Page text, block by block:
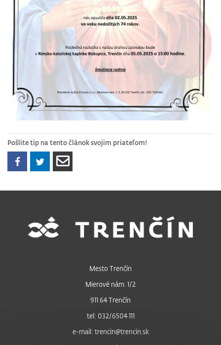
Pošlite tip na tento článok svojim priateľom!
Mesto Trenčín
Mierové nám. 1/2
911 64 Trenčín
tel: 032/6504 111
e-mail: trencin@trencin.sk